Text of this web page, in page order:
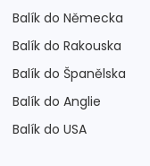
Balík do Německa
Balík do Rakouska
Balík do Španělska
Balík do Anglie
Balík do USA